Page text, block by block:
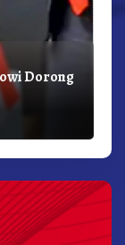
Dorong